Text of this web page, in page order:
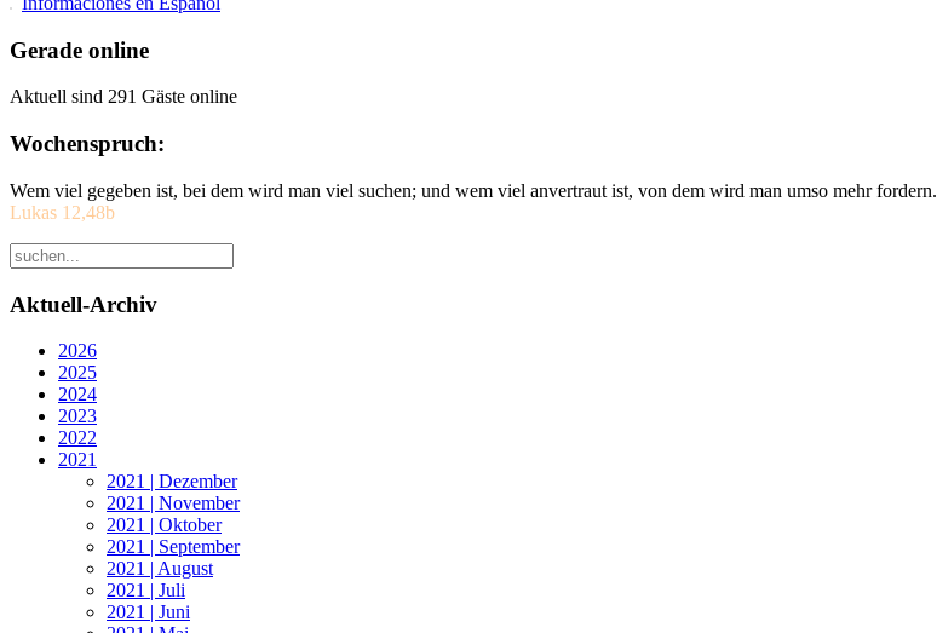
Gerade online
Aktuell sind 291 Gäste online
Wochenspruch:
Wem viel gegeben ist, bei dem wird man viel suchen; und wem viel anvertraut ist, von dem wird man umso mehr fordern.
Lukas 12,48b
Aktuell-Archiv
2026
2025
2024
2023
2022
2021
2021 | Dezember
2021 | November
2021 | Oktober
2021 | September
2021 | August
2021 | Juli
2021 | Juni